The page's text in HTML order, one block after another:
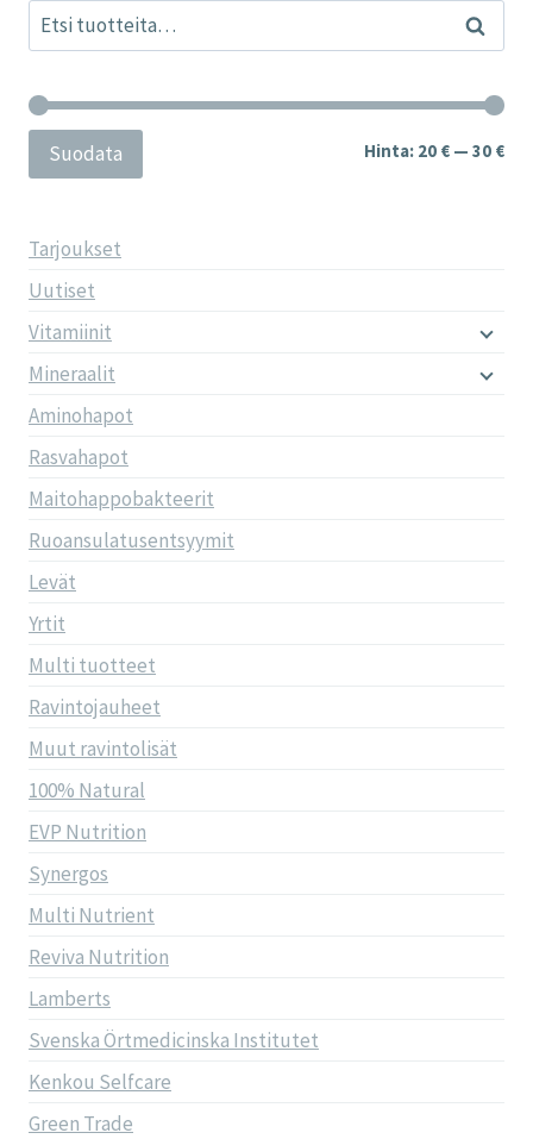
Etsi: Haku
Suodata Hinta: 20 € — 30 €
Tarjoukset
Uutiset
Vitamiinit
Mineraalit
Aminohapot
Rasvahapot
Maitohappobakteerit
Ruoansulatusentsyymit
Levät
Yrtit
Multi tuotteet
Ravintojauheet
Muut ravintolisät
100% Natural
EVP Nutrition
Synergos
Multi Nutrient
Reviva Nutrition
Lamberts
Svenska Örtmedicinska Institutet
Kenkou Selfcare
Green Trade